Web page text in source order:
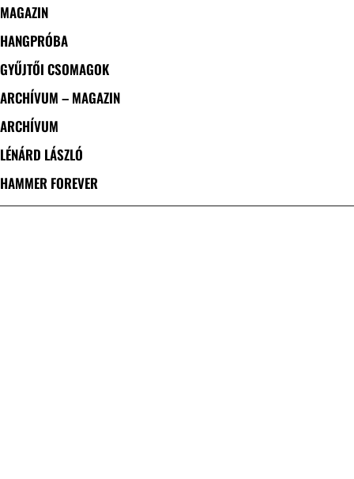
MAGAZIN
HANGPRÓBA
GYŰJTŐI CSOMAGOK
ARCHÍVUM – MAGAZIN
ARCHÍVUM
LÉNÁRD LÁSZLÓ
HAMMER FOREVER